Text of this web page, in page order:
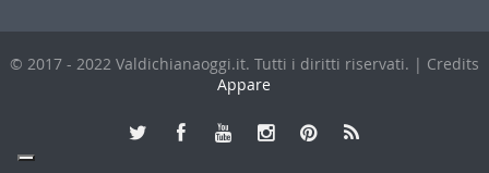
© 2017 - 2022 Valdichianaoggi.it. Tutti i diritti riservati. | Credits
Appare